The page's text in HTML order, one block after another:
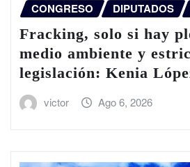
CONGRESO DIPUTADOS
Fracking, solo si hay
medio ambiente y
legislación: Kenia
victor Ago 6, 2026